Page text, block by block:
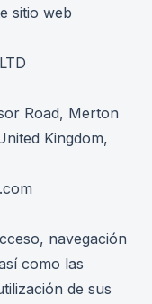
sitio web
Road, Merton
Kingdom,
navegación
como las
de sus